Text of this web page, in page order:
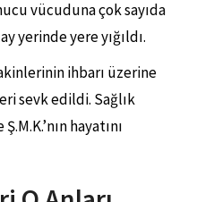
vücuduna çok sayıda
yerinde yere yığıldı.
ihbarı üzerine
sevk edildi. Sağlık
hayatını